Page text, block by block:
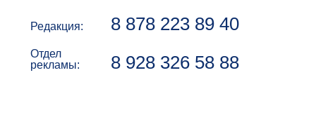
Редакция: 8 878 223 89 40
Отдел
рекламы:
8 928 326 58 88